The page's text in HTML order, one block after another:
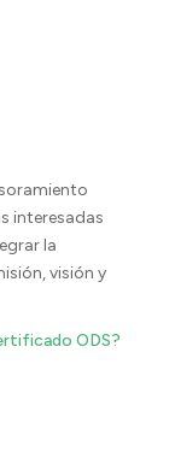
interesadas
la
visión y
ODS?